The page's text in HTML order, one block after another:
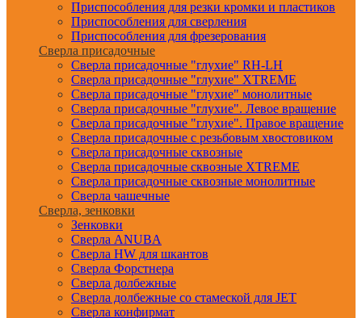
Приспособления для резки кромки и пластиков
Приспособления для сверления
Приспособления для фрезерования
Сверла присадочные
Сверла присадочные "глухие" RH-LH
Сверла присадочные "глухие" XTREME
Сверла присадочные "глухие" монолитные
Сверла присадочные "глухие". Левое вращение
Сверла присадочные "глухие". Правое вращение
Сверла присадочные с резьбовым хвостовиком
Сверла присадочные сквозные
Сверла присадочные сквозные XTREME
Сверла присадочные сквозные монолитные
Сверла чашечные
Сверла, зенковки
Зенковки
Сверла ANUBA
Сверла HW для шкантов
Сверла Форстнера
Сверла долбежные
Сверла долбежные со стамеской для JET
Сверла конфирмат